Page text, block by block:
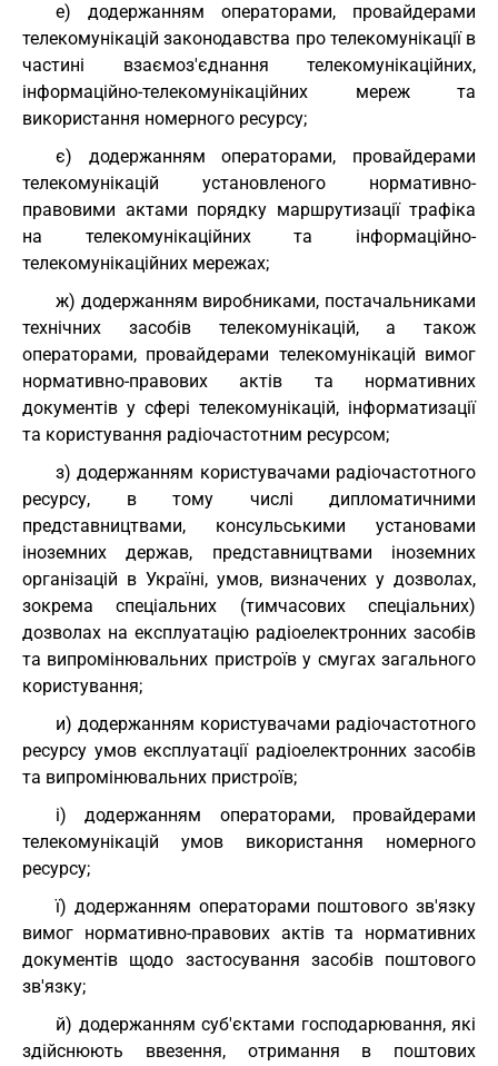
е) додержанням операторами, провайдерами
телекомунікацій законодавства про телекомунікації в
частині взаємоз'єднання телекомунікаційних,
інформаційно-телекомунікаційних мереж та
використання номерного ресурсу;
є) додержанням операторами, провайдерами
телекомунікацій установленого нормативно-
правовими актами порядку маршрутизації трафіка
на телекомунікаційних та інформаційно-
телекомунікаційних мережах;
ж) додержанням виробниками, постачальниками
технічних засобів телекомунікацій, а також
операторами, провайдерами телекомунікацій вимог
нормативно-правових актів та нормативних
документів у сфері телекомунікацій, інформатизації
та користування радіочастотним ресурсом;
з) додержанням користувачами радіочастотного
ресурсу, в тому числі дипломатичними
представництвами, консульськими установами
іноземних держав, представництвами іноземних
організацій в Україні, умов, визначених у дозволах,
зокрема спеціальних (тимчасових спеціальних)
дозволах на експлуатацію радіоелектронних засобів
та випромінювальних пристроїв у смугах загального
користування;
и) додержанням користувачами радіочастотного
ресурсу умов експлуатації радіоелектронних засобів
та випромінювальних пристроїв;
і) додержанням операторами, провайдерами
телекомунікацій умов використання номерного
ресурсу;
ї) додержанням операторами поштового зв'язку
вимог нормативно-правових актів та нормативних
документів щодо застосування засобів поштового
зв'язку;
й) додержанням суб'єктами господарювання, які
здійснюють ввезення, отримання в поштових